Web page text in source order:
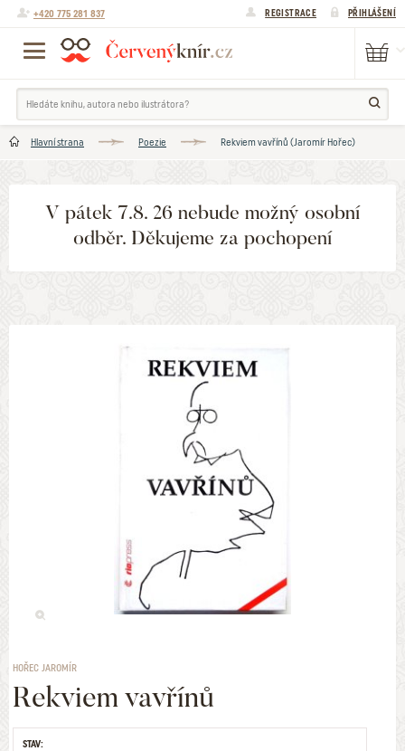
+420 775 281 837 REGISTRACE PŘIHLÁŠENÍ
Hlavní strana Poezie Rekviem vavřínů (Jaromír Hořec)
V pátek 7.8. 26 nebude možný osobní
odběr. Děkujeme za pochopení
HOŘEC JAROMÍR
Rekviem vavřínů
STAV: